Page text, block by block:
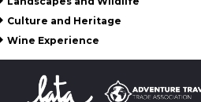
Culture and Heritage
Wine Experience